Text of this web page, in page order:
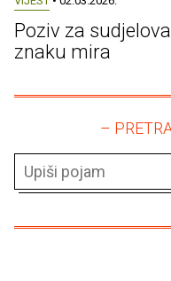
Poziv za
znaku mira
–